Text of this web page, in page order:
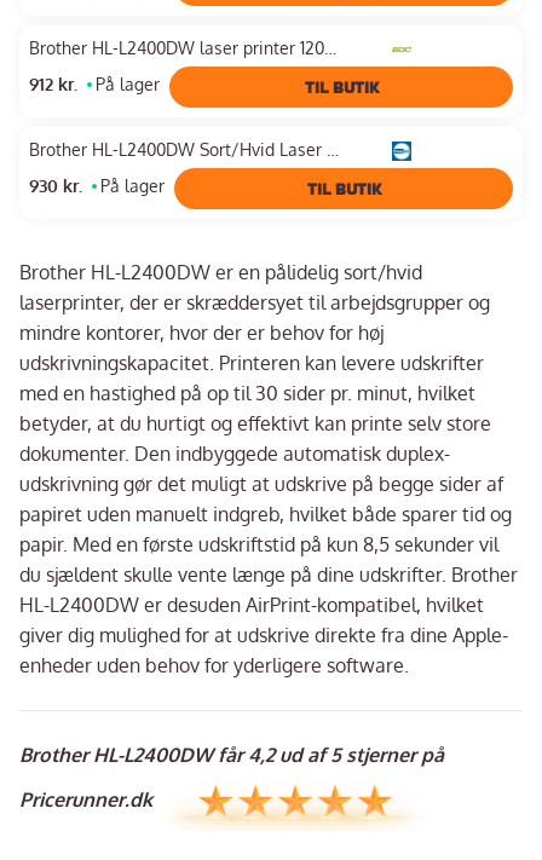
På lager
912 kr. TIL BUTIK
På lager
930 kr. TIL BUTIK
Brother HL-L2400DW er en pålidelig sort/hvid
laserprinter, der er skræddersyet til arbejdsgrupper og
mindre kontorer, hvor der er behov for høj
udskrivningskapacitet. Printeren kan levere udskrifter
med en hastighed på op til 30 sider pr. minut, hvilket
betyder, at du hurtigt og effektivt kan printe selv store
dokumenter. Den indbyggede automatisk duplex-
udskrivning gør det muligt at udskrive på begge sider af
papiret uden manuelt indgreb, hvilket både sparer tid og
papir. Med en første udskriftstid på kun 8,5 sekunder vil
du sjældent skulle vente længe på dine udskrifter. Brother
HL-L2400DW er desuden AirPrint-kompatibel, hvilket
giver dig mulighed for at udskrive direkte fra dine Apple-
enheder uden behov for yderligere software.
Brother HL-L2400DW får 4,2 ud af 5 stjerner på
Pricerunner.dk